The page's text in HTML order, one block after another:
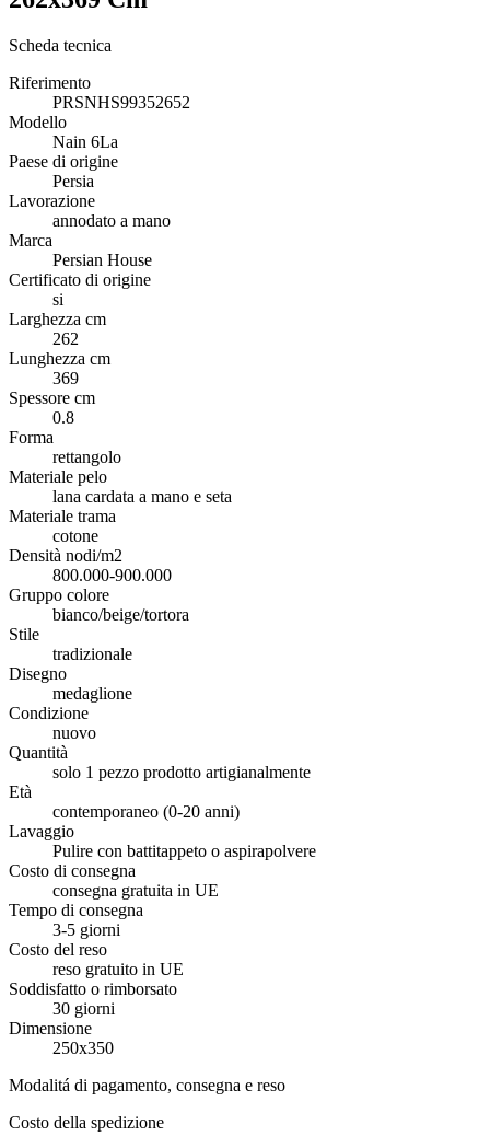
Scheda tecnica
Riferimento
PRSNHS99352652
Modello
Nain 6La
Paese di origine
Persia
Lavorazione
annodato a mano
Marca
Persian House
Certificato di origine
si
Larghezza cm
262
Lunghezza cm
369
Spessore cm
0.8
Forma
rettangolo
Materiale pelo
lana cardata a mano e seta
Materiale trama
cotone
Densità nodi/m2
800.000-900.000
Gruppo colore
bianco/beige/tortora
Stile
tradizionale
Disegno
medaglione
Condizione
nuovo
Quantità
solo 1 pezzo prodotto artigianalmente
Età
contemporaneo (0-20 anni)
Lavaggio
Pulire con battitappeto o aspirapolvere
Costo di consegna
consegna gratuita in UE
Tempo di consegna
3-5 giorni
Costo del reso
reso gratuito in UE
Soddisfatto o rimborsato
30 giorni
Dimensione
250x350
Modalitá di pagamento, consegna e reso
Costo della spedizione